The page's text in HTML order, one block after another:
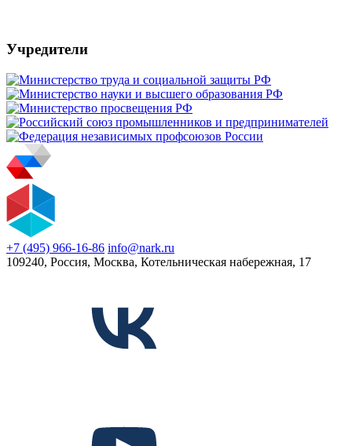
Учредители
+7 (495) 966-16-86 info@nark.ru
109240, Россия, Москва, Котельническая набережная, 17